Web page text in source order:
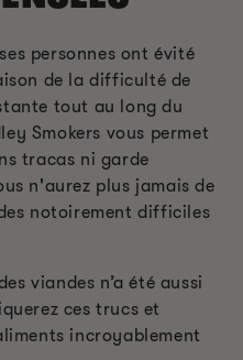
personnes ont évité
de la difficulté de
tout au long du
Smokers vous permet
tracas ni garde
n'aurez plus jamais de
notoirement difficiles
viandes n’a été aussi
ces trucs et
incroyablement